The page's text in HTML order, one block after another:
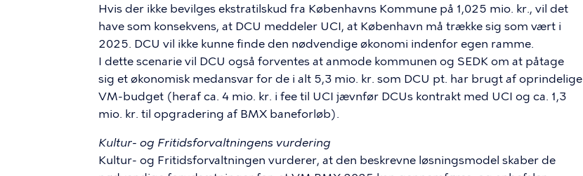
Hvis der ikke bevilges ekstratilskud fra Københavns Kommune på 1,025 mio. kr., vil det
have som konsekvens, at DCU meddeler UCI, at København må trække sig som vært i
2025. DCU vil ikke kunne finde den nødvendige økonomi indenfor egen ramme.
I dette scenarie vil DCU også forventes at anmode kommunen og SEDK om at påtage
sig et økonomisk medansvar for de i alt 5,3 mio. kr. som DCU pt. har brugt af oprindelige
VM-budget (heraf ca. 4 mio. kr. i fee til UCI jævnfør DCUs kontrakt med UCI og ca. 1,3
mio. kr. til opgradering af BMX baneforløb).
Kultur- og Fritidsforvaltningens vurdering
Kultur- og Fritidsforvaltningen vurderer, at den beskrevne løsningsmodel skaber de